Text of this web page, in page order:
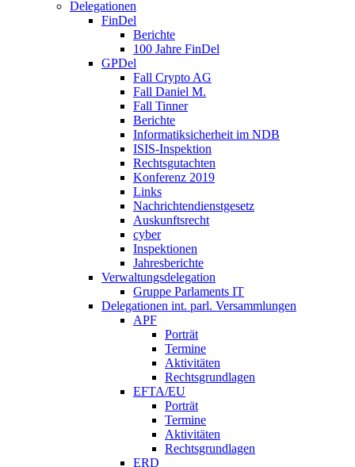
Delegationen
FinDel
Berichte
100 Jahre FinDel
GPDel
Fall Crypto AG
Fall Daniel M.
Fall Tinner
Berichte
Informatiksicherheit ­im NDB
ISIS-Inspektion
Rechtsgutachten
Konferenz 2019
Links
Nachrichtendienstgesetz
Auskunftsrecht
cyber
Inspektionen
Jahresberichte
Verwaltungsdelegation
Gruppe Parlaments IT
Delegationen int. parl. Versammlungen
APF
Porträt
Termine
Aktivitäten
Rechtsgrundlagen
EFTA/EU
Porträt
Termine
Aktivitäten
Rechtsgrundlagen
ERD